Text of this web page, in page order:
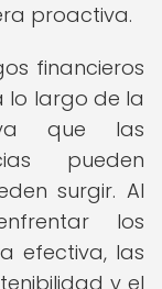
proactiva.
financieros
lo largo de la
que las
pueden
surgir. Al
los
efectiva, las
y el